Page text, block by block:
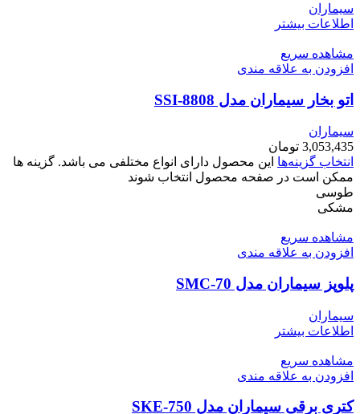
سیماران
اطلاعات بیشتر
مشاهده سریع
افزودن به علاقه مندی
اتو بخار سیماران مدل SSI-8808
سیماران
3,053,435 تومان
انتخاب گزینه‌ها این محصول دارای انواع مختلفی می باشد. گزینه ها
ممکن است در صفحه محصول انتخاب شوند
طوسی
مشکی
مشاهده سریع
افزودن به علاقه مندی
پلوپز سیماران مدل SMC-70
سیماران
اطلاعات بیشتر
مشاهده سریع
افزودن به علاقه مندی
کتری برقی سیماران مدل SKE-750